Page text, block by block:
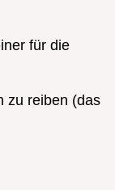
für die
zu reiben (das